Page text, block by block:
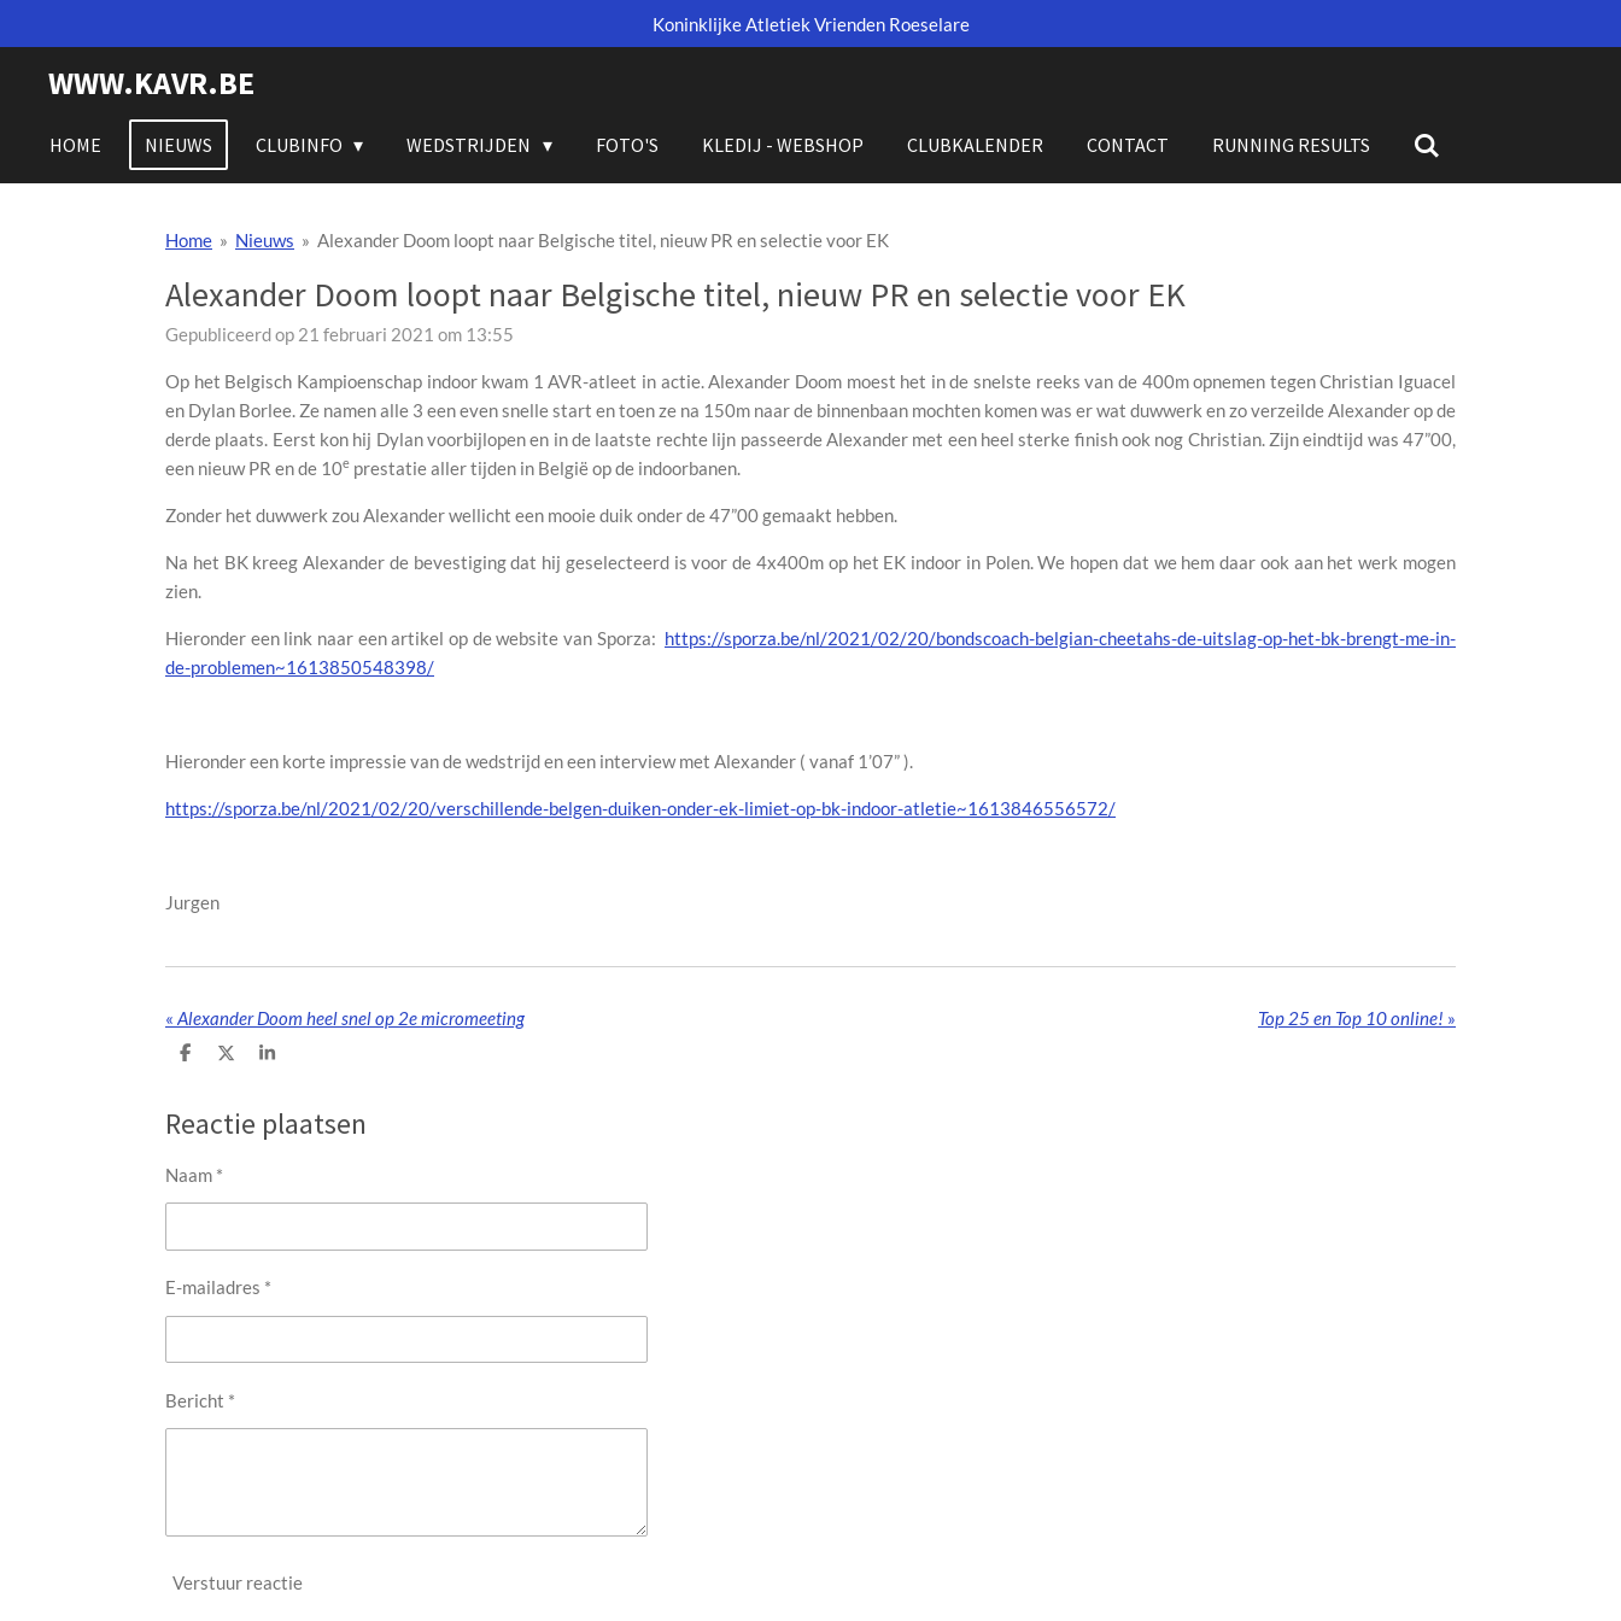
direct
hoofdinhoud
Koninklijke Atletiek Vrienden Roeselare
WWW.KAVR.BE
HOME NIEUWS CLUBINFO WEDSTRIJDEN FOTO'S KLEDIJ - WEBSHOP CLUBKALENDER CONTACT RUNNING RESULTS
Home » Nieuws » Alexander Doom loopt naar Belgische titel, nieuw PR en selectie voor EK
Alexander Doom loopt naar Belgische titel, nieuw PR en selectie voor EK
Gepubliceerd op 21 februari 2021 om 13:55
Op het Belgisch Kampioenschap indoor kwam 1 AVR-atleet in actie. Alexander Doom moest het in de snelste reeks van de 400m opnemen tegen Christian Iguacel
en Dylan Borlee. Ze namen alle 3 een even snelle start en toen ze na 150m naar de binnenbaan mochten komen was er wat duwwerk en zo verzeilde Alexander op de
derde plaats. Eerst kon hij Dylan voorbijlopen en in de laatste rechte lijn passeerde Alexander met een heel sterke finish ook nog Christian. Zijn eindtijd was 47”00,
een nieuw PR en de 10e prestatie aller tijden in België op de indoorbanen.
Zonder het duwwerk zou Alexander wellicht een mooie duik onder de 47”00 gemaakt hebben.
Na het BK kreeg Alexander de bevestiging dat hij geselecteerd is voor de 4x400m op het EK indoor in Polen. We hopen dat we hem daar ook aan het werk mogen
zien.
Hieronder een link naar een artikel op de website van Sporza: https://sporza.be/nl/2021/02/20/bondscoach-belgian-cheetahs-de-uitslag-op-het-bk-brengt-me-in-
de-problemen~1613850548398/
Hieronder een korte impressie van de wedstrijd en een interview met Alexander ( vanaf 1’07” ).
https://sporza.be/nl/2021/02/20/verschillende-belgen-duiken-onder-ek-limiet-op-bk-indoor-atletie~1613846556572/
Jurgen
« Alexander Doom heel snel op 2e micromeeting Top 25 en Top 10 online! »
D
n
D
l
S
e
Reactie plaatsen
Naam *
E-mailadres *
Bericht *
Verstuur reactie